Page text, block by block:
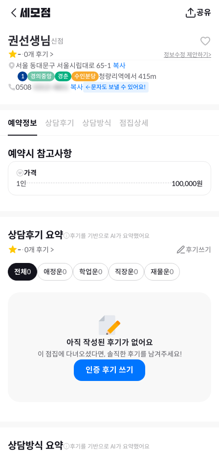
공유
권선생님신점
-·0개 후기 > 정보수정 제안하기 >
서울 동대문구 서울시립대로 65-1 복사
1 경의중앙 경춘 수인분당 청량리역에서 415m
0508
문자도 보낼 수 있어요!
예약정보 상담후기 상담방식 점집상세
예약시 참고사항
가격
1인
100,000원
상담후기 요약 후기를 기반으로 AI가 요약했어요
-·0개 후기 > 후기쓰기
전체0 애정운0 학업운0 직장운0 재물운0
아직 작성된 후기가 없어요
이 점집에 다녀오셨다면, 솔직한 후기를 남겨주세요!
인증 후기 쓰기
상담방식 요약 후기를 기반으로 AI가 요약했어요